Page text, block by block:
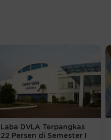
Laba DVLA Terpangkas
22 Persen di Semester I